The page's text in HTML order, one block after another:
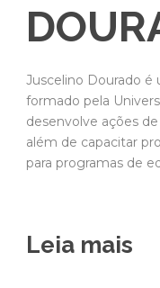
Juscelino Dourado é
formado pela
desenvolve ações
além de capacitar
para programas de
Leia mais